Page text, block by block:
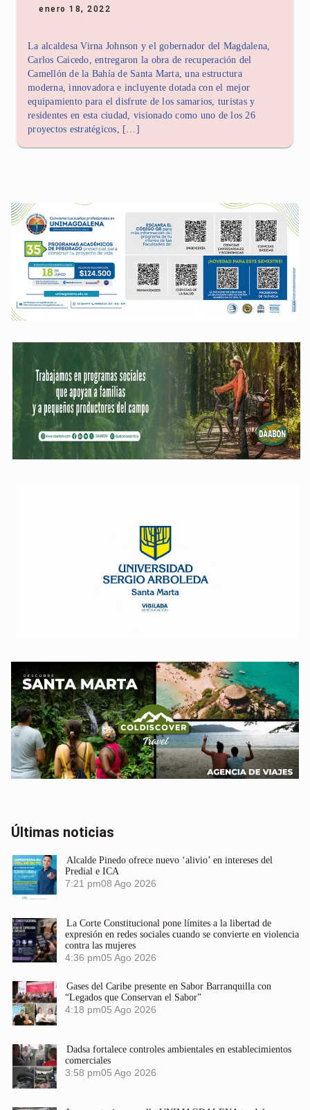
enero 18, 2022
La alcaldesa Virna Johnson y el gobernador del Magdalena,
Carlos Caicedo, entregaron la obra de recuperación del
Camellón de la Bahía de Santa Marta, una estructura
moderna, innovadora e incluyente dotada con el mejor
equipamiento para el disfrute de los samarios, turistas y
residentes en esta ciudad, visionado como uno de los 26
proyectos estratégicos, […]
Últimas noticias
Alcalde Pinedo ofrece nuevo ‘alivio’ en intereses del
Predial e ICA
7:21 pm08 Ago 2026
La Corte Constitucional pone límites a la libertad de
expresión en redes sociales cuando se convierte en violencia
contra las mujeres
4:36 pm05 Ago 2026
Gases del Caribe presente en Sabor Barranquilla con
“Legados que Conservan el Sabor”
4:18 pm05 Ago 2026
Dadsa fortalece controles ambientales en establecimientos
comerciales
3:58 pm05 Ago 2026